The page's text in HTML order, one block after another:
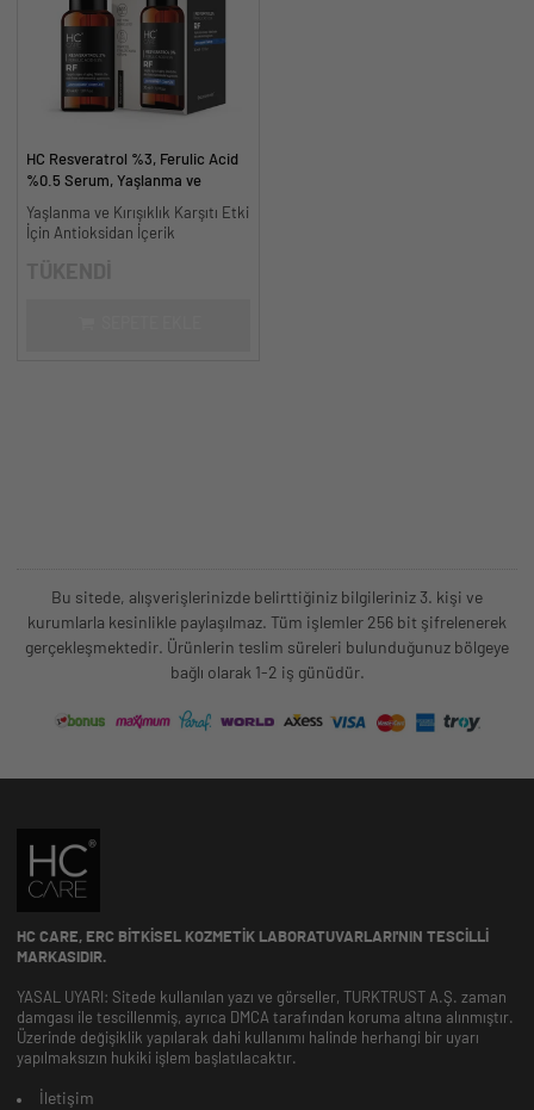
HC Resveratrol %3, Ferulic Acid
%0.5 Serum, Yaşlanma ve
Yaşlanma ve Kırışıklık Karşıtı Etki
İçin Antioksidan İçerik
Bu sitede, alışverişlerinizde belirttiğiniz bilgileriniz 3. kişi ve
kurumlarla kesinlikle paylaşılmaz. Tüm işlemler 256 bit şifrelenerek
gerçekleşmektedir. Ürünlerin teslim süreleri bulunduğunuz bölgeye
bağlı olarak 1-2 iş günüdür.
HC CARE, ERC BITKISEL KOZMETIK LABORATUVARLARI'NIN TESCILLI
MARKASIDIR.
YASAL UYARI: Sitede kullanılan yazı ve görseller, TURKTRUST A.Ş. zaman
damgası ile tescillenmiş, ayrıca DMCA tarafından koruma altına alınmıştır.
Üzerinde değişiklik yapılarak dahi kullanımı halinde herhangi bir uyarı
yapılmaksızın hukiki işlem başlatılacaktır.
İletişim